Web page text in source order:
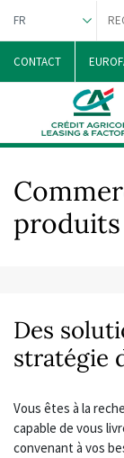
FR
NEDERLANDS
CONTACT
produits
Des
stratégie
Vous êtes à la
capable de vous
convenant à vos